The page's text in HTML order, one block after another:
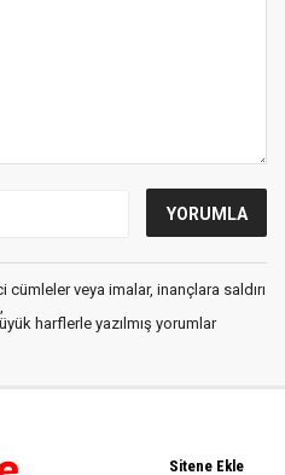
veya imalar, inançlara saldırı
harflerle yazılmış yorumlar